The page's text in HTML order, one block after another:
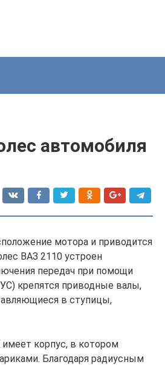
автомобиля
мотора и приводится
ВАЗ 2110 устроен
передач при помощи
крепятся приводные валы,
в ступицы,
корпус, в котором
Благодаря радиусным